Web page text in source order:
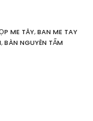
ME TÂY,BAN ME TAY
,BÀN NGUYÊN TẤM